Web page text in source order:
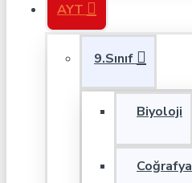
AYT
9.Sınıf
Biyoloji
Coğrafya